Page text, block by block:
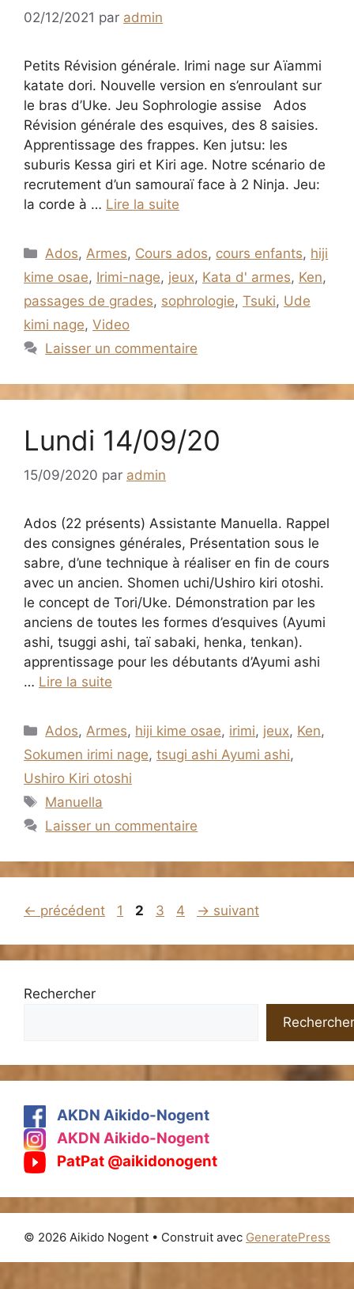
02/12/2021 par admin
Petits Révision générale. Irimi nage sur Aïammi
katate dori. Nouvelle version en s’enroulant sur
le bras d’Uke. Jeu Sophrologie assise Ados
Révision générale des esquives, des 8 saisies.
Apprentissage des frappes. Ken jutsu: les
suburis Kessa giri et Kiri age. Notre scénario de
recrutement d’un samouraï face à 2 Ninja. Jeu:
la corde à … Lire la suite
Catégories
Ados, Armes, Cours ados, cours enfants, hiji
kime osae, Irimi-nage, jeux, Kata d' armes, Ken,
passages de grades, sophrologie, Tsuki, Ude
kimi nage, Video
Laisser un commentaire
Lundi 14/09/20
15/09/2020 par admin
Ados (22 présents) Assistante Manuella. Rappel
des consignes générales, Présentation sous le
sabre, d’une technique à réaliser en fin de cours
avec un ancien. Shomen uchi/Ushiro kiri otoshi.
le concept de Tori/Uke. Démonstration par les
anciens de toutes les formes d’esquives (Ayumi
ashi, tsuggi ashi, taï sabaki, henka, tenkan).
apprentissage pour les débutants d’Ayumi ashi
… Lire la suite
Catégories
Ados,Armes, hiji kime osae, irimi, jeux, Ken,
Sokumen irimi nage, tsugi ashi Ayumi ashi,
Ushiro Kiri otoshi
Étiquettes
Manuella
Laisser un commentaire
← précédent Page
1 Page
2 Page
3 Page
4 → suivant
Rechercher
Rechercher
AKDN Aikido-Nogent
AKDN Aikido-Nogent
PatPat @aikidonogent
© 2026 Aikido Nogent • Construit avec GeneratePress